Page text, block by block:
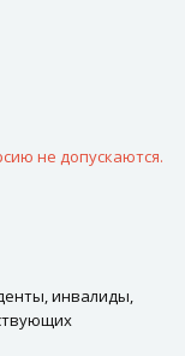
не допускаются.
инвалиды,